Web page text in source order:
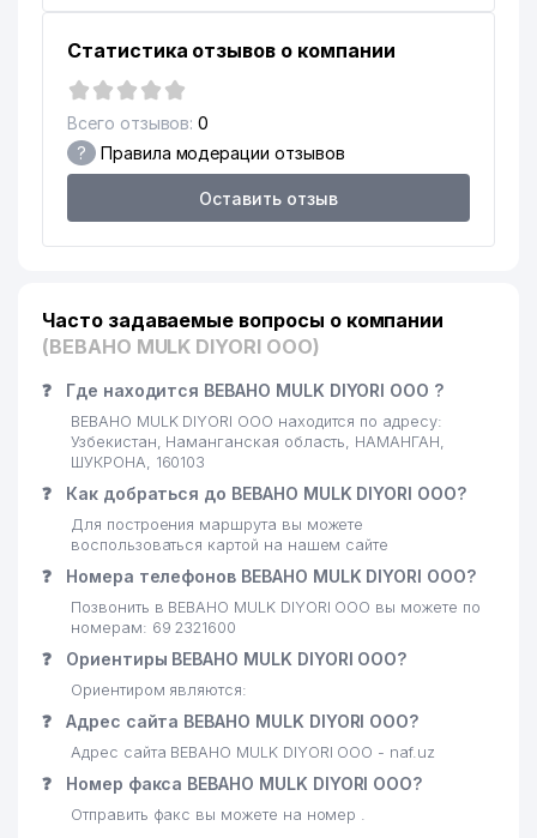
Статистика отзывов о компании
Всего отзывов: 0
? Правила модерации отзывов
Оставить отзыв
Часто задаваемые вопросы о компании
(BEBAHO MULK DIYORI ООО)
❓ Где находится BEBAHO MULK DIYORI ООО ?
BEBAHO MULK DIYORI ООО находится по адресу:
Узбекистан, Наманганская область, НАМАНГАН,
ШУКРОНА, 160103
❓ Как добраться до BEBAHO MULK DIYORI ООО?
Для построения маршрута вы можете
воспользоваться картой на нашем сайте
❓ Номера телефонов BEBAHO MULK DIYORI ООО?
Позвонить в BEBAHO MULK DIYORI ООО вы можете по
номерам: 69 2321600
❓ Ориентиры BEBAHO MULK DIYORI ООО?
Ориентиром являются:
❓ Адрес сайта BEBAHO MULK DIYORI ООО?
Адрес сайта BEBAHO MULK DIYORI ООО - naf.uz
❓ Номер факса BEBAHO MULK DIYORI ООО?
Отправить факс вы можете на номер .